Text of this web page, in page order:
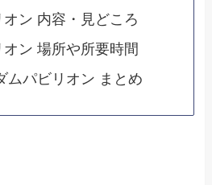
ン 内容・見どころ
ン 場所や所要時間
ムパビリオン まとめ